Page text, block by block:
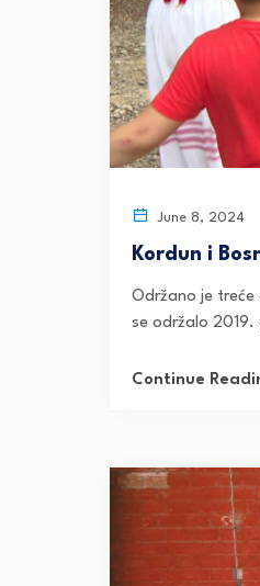
June 8, 2024
Kordun i
Održano je treće
se održalo 2019.
Continue